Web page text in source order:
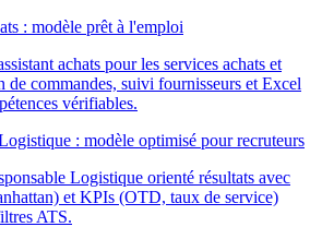
: modèle prêt à l'emploi
achats pour les services achats et
de commandes, suivi fournisseurs et Excel
vérifiables.
: modèle optimisé pour recruteurs
Logistique orienté résultats avec
et KPIs (OTD, taux de service)
ATS.